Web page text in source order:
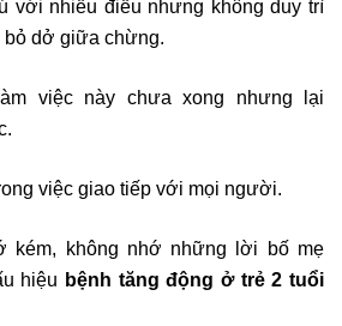
với nhiều điều nhưng không duy trì
dở giữa chừng.
việc này chưa xong nhưng lại
việc giao tiếp với mọi người.
kém, không nhớ những lời bố mẹ
hiệu bệnh tăng động ở trẻ 2 tuổi